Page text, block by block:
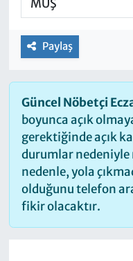
Paylaş
Güncel Nöbetçi
boyunca açık
gerektiğinde açık
durumlar nedeniyle
nedenle, yola
olduğunu telefon
fikir olacaktır.